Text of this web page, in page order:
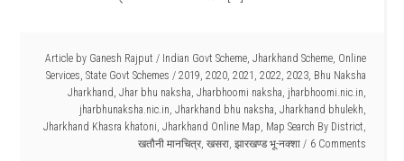
Article by Ganesh Rajput / Indian Govt Scheme, Jharkhand Scheme, Online
Services, State Govt Schemes / 2019, 2020, 2021 , 2022, 2023, Bhu Naksha
Jharkhand, Jhar bhu naksha, Jharbhoomi naksha, jharbhoomi.nic.in,
jharbhunaksha.nic.in, Jharkhand bhu naksha, Jharkhand bhulekh,
Jharkhand Khasra khatoni, Jharkhand Online Map, Map Search By District,
खतौनी मानचित्र, खसरा, झारखण्ड भू-नक्शा 6 Comments